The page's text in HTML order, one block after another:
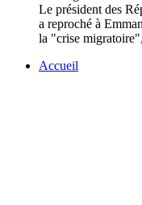
Le président des
a reproché à
la "crise
Accueil